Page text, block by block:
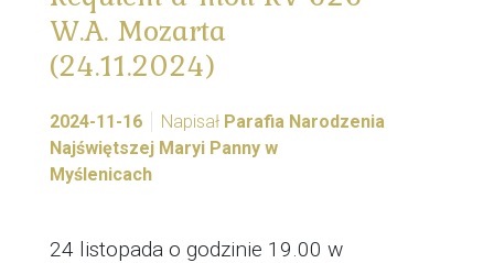
W.A. Mozarta
(24.11.2024)
2024-11-16 Napisał Parafia Narodzenia
Najświętszej Maryi Panny w
Myślenicach
24 listopada o godzinie 19.00 w